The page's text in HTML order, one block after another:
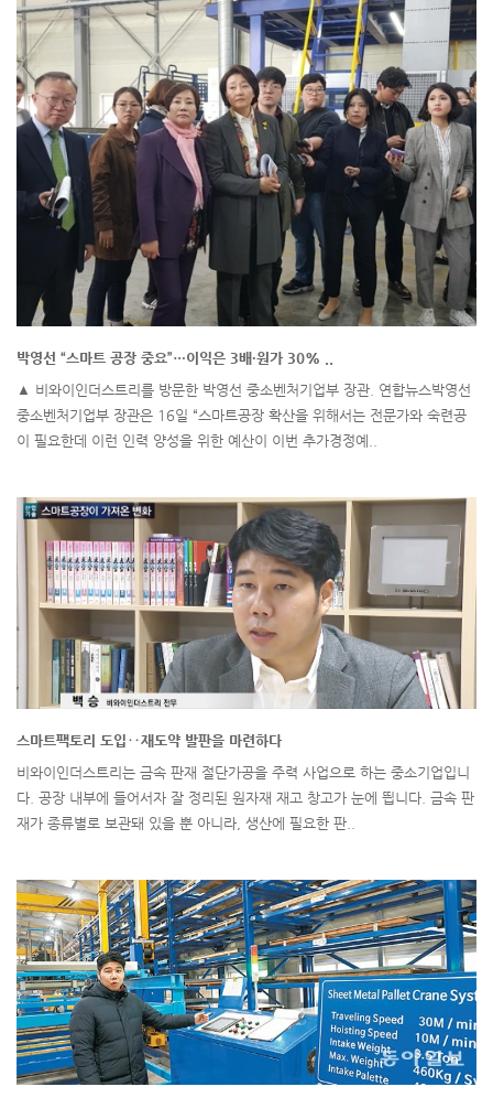
박영선 “스마트 공장 중요”…이익은 3배·원가 30% ..
▲ 비와이인더스트리를 방문한 박영선 중소벤처기업부 장관. 연합뉴스박영선
중소벤처기업부 장관은 16일 “스마트공장 확산을 위해서는 전문가와 숙련공
이 필요한데 이런 인력 양성을 위한 예산이 이번 추가경정예..
스마트팩토리 도입‥재도약 발판을 마련하다
비와이인더스트리는 금속 판재 절단가공을 주력 사업으로 하는 중소기업입니
다. 공장 내부에 들어서자 잘 정리된 원자재 재고 창고가 눈에 띕니다. 금속 판
재가 종류별로 보관돼 있을 뿐 아니라, 생산에 필요한 판..